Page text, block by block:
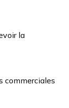
la
commerciales